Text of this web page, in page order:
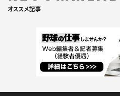
オススメ記事